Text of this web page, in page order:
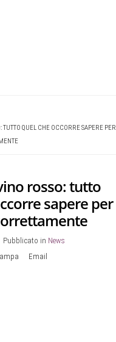
TUTTO QUEL CHE OCCORRE SAPERE PER
rosso: tutto
sapere per
Pubblicato in News
Email